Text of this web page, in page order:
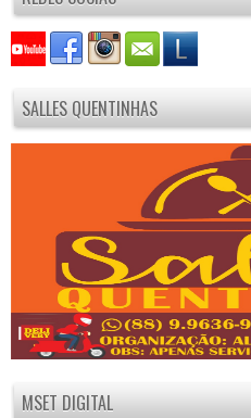
SALLES QUENTINHAS
MSET DIGITAL